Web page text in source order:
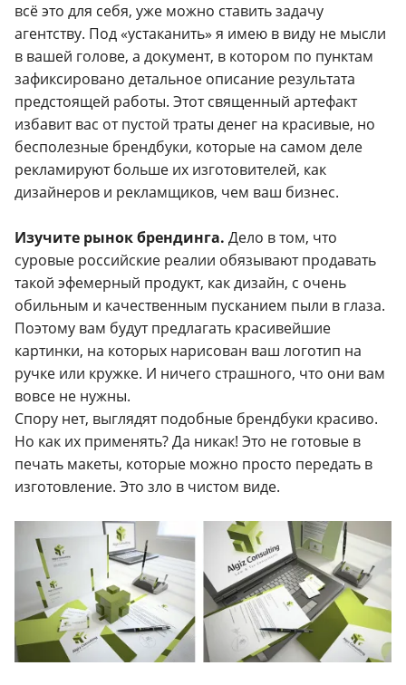
всё это для себя, уже можно ставить задачу
агентству. Под «устаканить» я имею в виду не мысли
в вашей голове, а документ, в котором по пунктам
зафиксировано детальное описание результата
предстоящей работы. Этот священный артефакт
избавит вас от пустой траты денег на красивые, но
бесполезные брендбуки, которые на самом деле
рекламируют больше их изготовителей, как
дизайнеров и рекламщиков, чем ваш бизнес.
Изучите рынок брендинга. Дело в том, что
суровые российские реалии обязывают продавать
такой эфемерный продукт, как дизайн, с очень
обильным и качественным пусканием пыли в глаза.
Поэтому вам будут предлагать красивейшие
картинки, на которых нарисован ваш логотип на
ручке или кружке. И ничего страшного, что они вам
вовсе не нужны.
Спору нет, выглядят подобные брендбуки красиво.
Но как их применять? Да никак! Это не готовые в
печать макеты, которые можно просто передать в
изготовление. Это зло в чистом виде.